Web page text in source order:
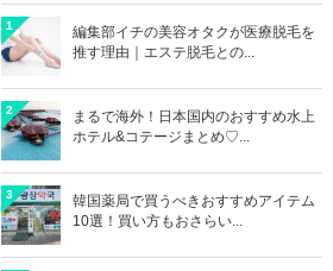
1
編集部イチの美容オタクが医療脱毛を
推す理由｜エステ脱毛との...
2
まるで海外！日本国内のおすすめ水上
ホテル&コテージまとめ♡...
3
韓国薬局で買うべきおすすめアイテム
10選！買い方もおさらい...